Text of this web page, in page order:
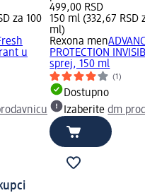
za 100
u
499,00 RSD
150 ml (332,67 RSD
ml)
Rexona men
PROTECTION
sprej, 150 ml
(1)
Dostupno
Izaberitedm